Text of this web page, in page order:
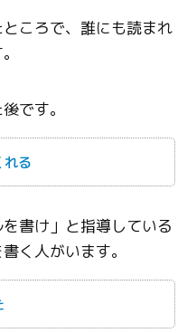
ころで、誰にも読まれ
です。
れる
書け」と指導している
く人がいます。